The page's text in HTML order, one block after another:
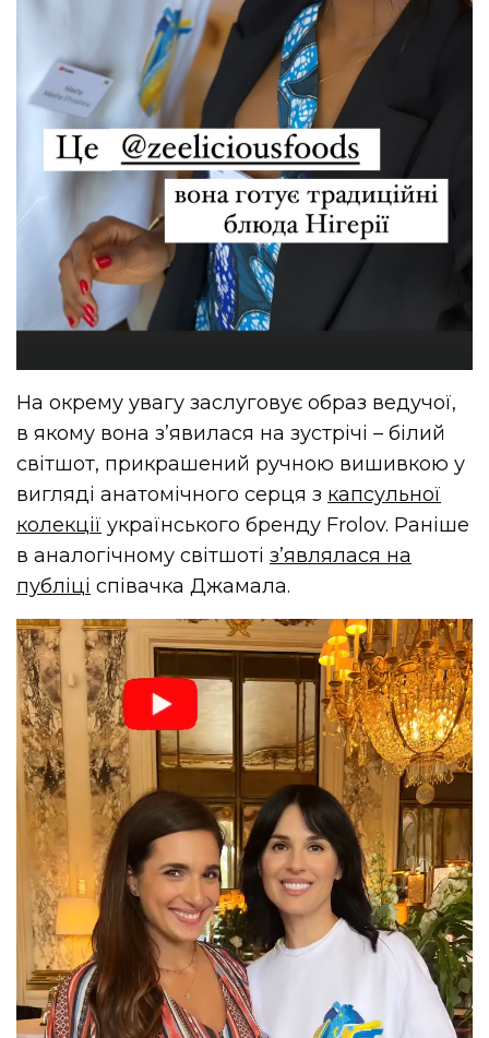
На окрему увагу заслуговує образ ведучої,
в якому вона з’явилася на зустрічі – білий
світшот, прикрашений ручною вишивкою у
вигляді анатомічного серця з капсульної
колекції українського бренду Frolov. Раніше
в аналогічному світшотіз’являлася на
публіці співачка Джамала.